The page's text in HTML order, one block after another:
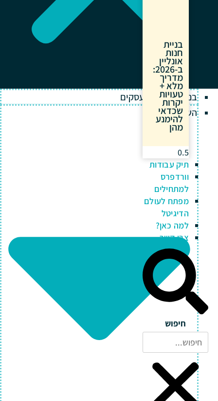
בניית
חנות
אונליין
ב-2026:
מדריך
מלא +
טעויות
יקרות
שכדאי
להימנע
מהן
תיק עבודות
וורדפרס
למתחילים
מפתח לעולם
הדיגיטל
למה כאן?
צרו קשר
חיפוש
בניית אתרים לעסקים
השירותים שלנו